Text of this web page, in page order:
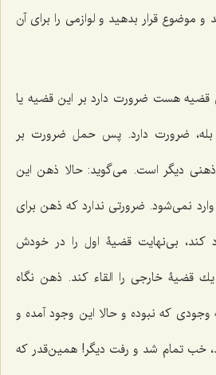
و موضوع قرار بدهید و لوازمى را برای آن
قضیه هست ضرورت دارد بر این قضیه یا
بله، ضرورت دارد. پس حمل ضرورت بر
دیگر است. مى‌گوید: حالا ذهن این
وارد نمى‌شود. ضرورتى ندارد كه ذهن براى
كند، بى‌نهایت قضیۀ اول را در خودش
قضیۀ خارجى را القاء كند. ذهن نگاه
كه نبوده و حالا این وجود آمده و
خب تمام شد و رفت دیگر! همین‌قدر كه